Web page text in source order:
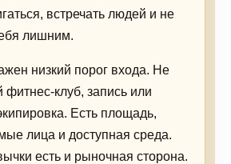
встречать людей и не
лишним.
низкий порог входа. Не
фитнес-клуб, запись или
Есть площадь,
лица и доступная среда.
есть и рыночная сторона.